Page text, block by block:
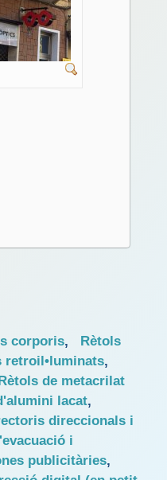
corporis, Rètols
retroil•luminats,
de metacrilat
lacat,
direccionals i
i
publicitàries,